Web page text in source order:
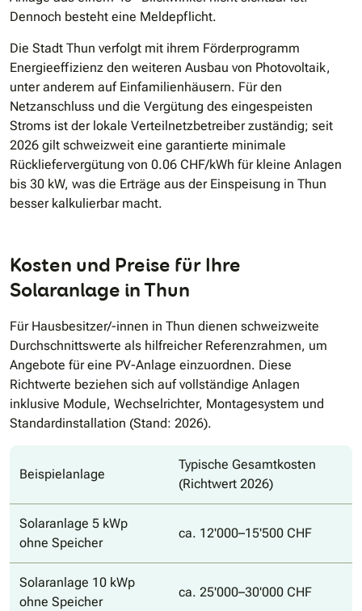
Dennoch besteht eine Meldepflicht.
Die Stadt Thun verfolgt mit ihrem Förderprogramm
Energieeffizienz den weiteren Ausbau von Photovoltaik,
unter anderem auf Einfamilienhäusern. Für den
Netzanschluss und die Vergütung des eingespeisten
Stroms ist der lokale Verteilnetzbetreiber zuständig; seit
2026 gilt schweizweit eine garantierte minimale
Rückliefervergütung von 0.06 CHF/kWh für kleine Anlagen
bis 30 kW, was die Erträge aus der Einspeisung in Thun
besser kalkulierbar macht.
Kosten und Preise für Ihre
Solaranlage in Thun
Für Hausbesitzer/-innen in Thun dienen schweizweite
Durchschnittswerte als hilfreicher Referenzrahmen, um
Angebote für eine PV-Anlage einzuordnen. Diese
Richtwerte beziehen sich auf vollständige Anlagen
inklusive Module, Wechselrichter, Montagesystem und
Standardinstallation (Stand: 2026).
Beispielanlage
Typische Gesamtkosten
(Richtwert 2026)
Solaranlage 5 kWp
ohne Speicher
ca. 12'000–15'500 CHF
Solaranlage 10 kWp
ohne Speicher
ca. 25'000–30'000 CHF